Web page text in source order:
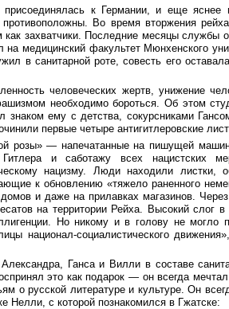
к Германии, и еще яснее
Во время вторжения
захватчики. Последние месяцы службы
медицинский факультет Мюнхенского
в санитарной роте, совесть его
человеческих жертв, унижение
необходимо бороться. Об этом
знаком ему с детства, сокурсниками
первые четыре антигитлеровские
розы» — напечатанные на пишущей
и саботажу всех нацистских
нацизму. Люди находили листки,
к обновлению «тяжело раненного
и даже на прилавках магазинов. Через
на территории Рейха. Высокий слог в
Но никому и в голову не могло
национал-социалистического
Ганса и Вилли в составе
это как подарок — он всегда мечтал
о русской литературе и культуре. Он
с которой познакомился в Гжатске: